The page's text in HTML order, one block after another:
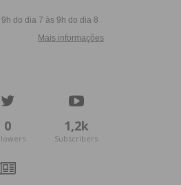
0 1,2k
Subscribers